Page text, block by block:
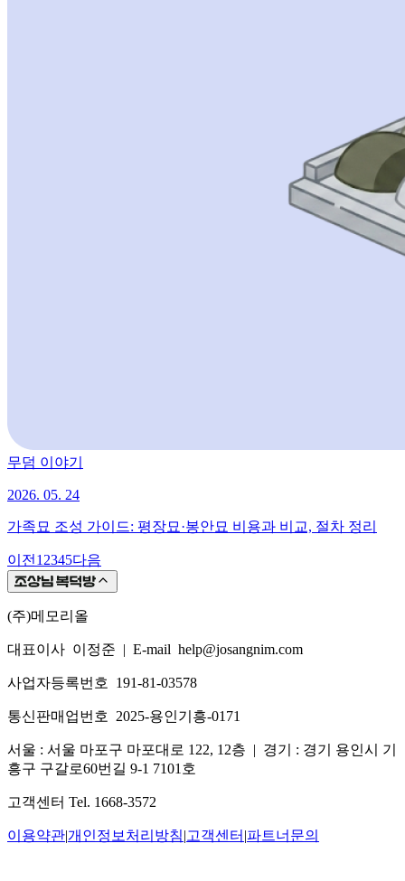
무덤 이야기
2026. 05. 24
가족묘 조성 가이드: 평장묘·봉안묘 비용과 비교, 절차 정리
이전 1 2345다음
(주)메모리올
대표이사 이정준 | E-mail help@josangnim.com
사업자등록번호 191-81-03578
통신판매업번호 2025-용인기흥-0171
서울 : 서울 마포구 마포대로 122, 12층 | 경기 : 경기 용인시 기
흥구 구갈로60번길 9-1 7101호
고객센터 Tel. 1668-3572
이용약관|개인정보처리방침|고객센터 |파트너문의